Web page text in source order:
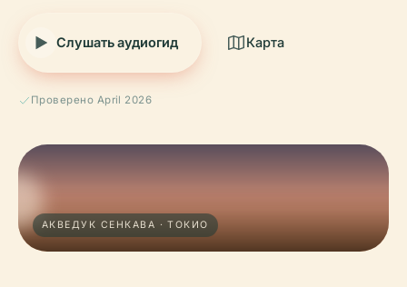
Слушать аудиогид Карта
Проверено April 2026
АКВЕДУК СЕНКАВА · ТОКИО